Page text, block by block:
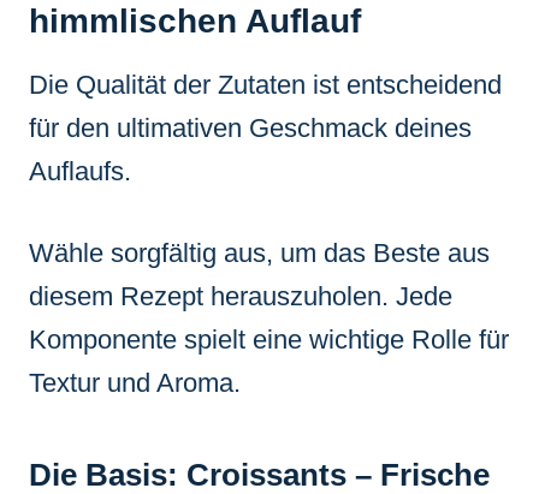
himmlischen Auflauf
Die Qualität der Zutaten ist entscheidend
für den ultimativen Geschmack deines
Auflaufs.
Wähle sorgfältig aus, um das Beste aus
diesem Rezept herauszuholen. Jede
Komponente spielt eine wichtige Rolle für
Textur und Aroma.
Die Basis: Croissants – Frische